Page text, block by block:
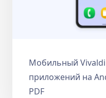
Мобильный
приложений на
PDF